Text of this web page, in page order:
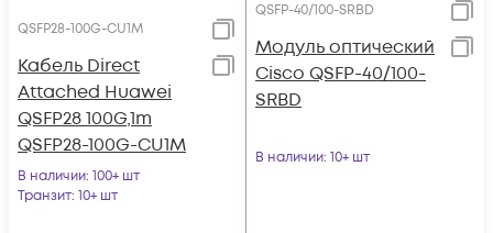
QSFP28-100G-CU1M
Кабель Direct
Attached Huawei
QSFP28 100G,1m
QSFP28-100G-CU1M
В наличии: 100+ шт
Транзит: 10+ шт
QSFP-40/100-SRBD
Модуль оптический
Cisco QSFP-40/100-
SRBD
В наличии: 10+ шт